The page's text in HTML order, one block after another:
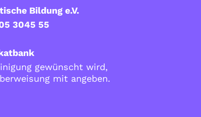
Bildung e.V.
3045 55
gewünscht wird,
mit angeben.